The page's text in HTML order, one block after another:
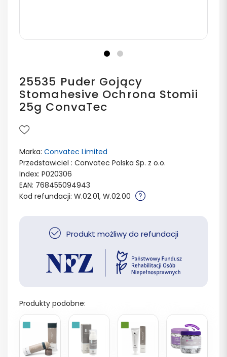
25535 Puder Gojący
Stomahesive Ochrona Stomii
25g ConvaTec
Marka: Convatec Limited
Przedstawiciel : Convatec Polska Sp. z o.o.
Index: P020306
EAN: 768455094943
Kod refundacji: W.02.01, W.02.00
Produkt możliwy do refundacji
Produkty podobne: